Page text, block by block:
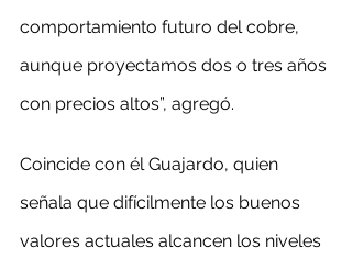
comportamiento futuro del cobre,
aunque proyectamos dos o tres años
con precios altos”, agregó.
Coincide con él Guajardo, quien
señala que difícilmente los buenos
valores actuales alcancen los niveles